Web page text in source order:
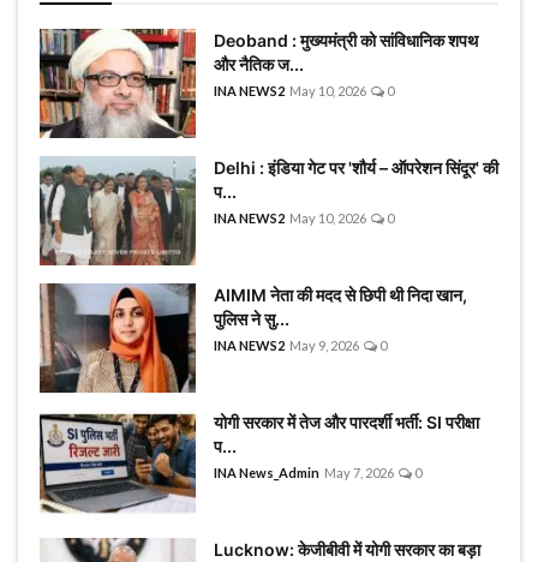
अयोध्या न्यूज़
संत कबीर नगर
पीलीभीत न्यूज़
श्रावस्ती न्यूज़
गाजीपुर न्यूज़
Advertise with Us
Events
राज्य
महाराष्ट्र न्यूज़
झारखण्ड न्यूज़
उत्तराखंड न्यूज़
Deoband : मुख्यमंत्री को सांविधानिक शपथ
और नैतिक ज...
INA NEWS2 May 10, 2026 0
Delhi : इंडिया गेट पर 'शौर्य – ऑपरेशन सिंदूर' की
प...
INA NEWS2 May 10, 2026 0
AIMIM नेता की मदद से छिपी थी निदा खान,
पुलिस ने सु...
INA NEWS2 May 9, 2026 0
योगी सरकार में तेज और पारदर्शी भर्ती: SI परीक्षा
प...
INA News_Admin May 7, 2026 0
Lucknow: केजीबीवी में योगी सरकार का बड़ा